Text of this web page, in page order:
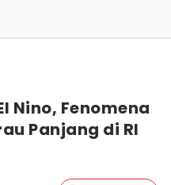
Nino, Fenomena
Panjang di RI